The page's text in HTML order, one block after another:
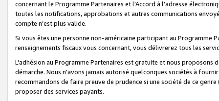
concernant le Programme Partenaires et l'Accord à l’adresse
toutes les notifications, approbations et autres communications
compte n’est plus valide.
Si vous êtes une personne non-américaine participant au
renseignements fiscaux vous concernant, vous délivrerez tous les
L'adhésion au Programme Partenaires est gratuite et nous proposons
démarche. Nous n'avons jamais autorisé quelconques sociétés à
recommandons de faire preuve de prudence si une société de ce
proposer des services payants.